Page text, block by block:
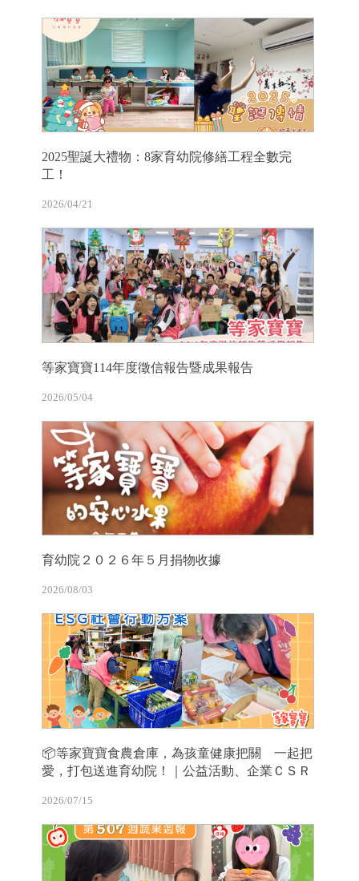
2025聖誕大禮物：8家育幼院修繕工程全數完
工！
2026/04/21
等家寶寶114年度徵信報告暨成果報告
2026/05/04
育幼院２０２６年５月捐物收據
2026/08/03
📦等家寶寶食農倉庫，為孩童健康把關 一起把
愛，打包送進育幼院！｜公益活動、企業ＣＳＲ
2026/07/15